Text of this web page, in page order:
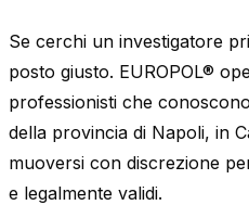
Se cerchi un investigatore
posto giusto. EUROPOL®
professionisti che
della provincia di Napoli, in
muoversi con discrezione
e legalmente validi.